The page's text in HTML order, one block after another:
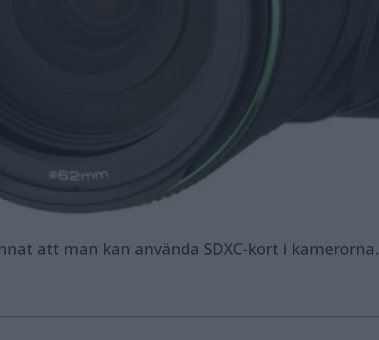
att man kan använda SDXC-kort i kamerorna.